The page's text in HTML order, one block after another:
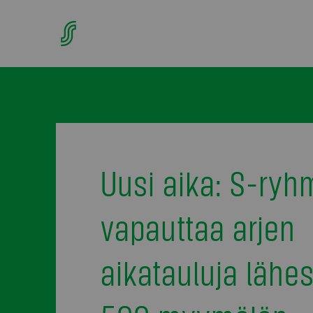
Uusi aika: S-
vapauttaa arjen
aikatauluja